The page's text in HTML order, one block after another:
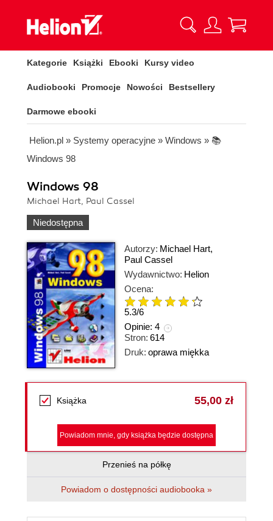
Kategorie Książki Ebooki Kursy video
Audiobooki Promocje Nowości Bestsellery
Darmowe ebooki
Helion.pl » Systemy operacyjne » Windows » 📚
Windows 98
Windows 98
Michael Hart, Paul Cassel
Niedostępna
Autorzy: Michael Hart,
Paul Cassel
Wydawnictwo: Helion
Ocena:
5.3/6
Opinie: 4
Stron: 614
Druk: oprawa miękka
Książka 55,00 zł
Powiadom mnie, gdy książka będzie dostępna
Przenieś na półkę
Powiadom o dostępności audiobooka »